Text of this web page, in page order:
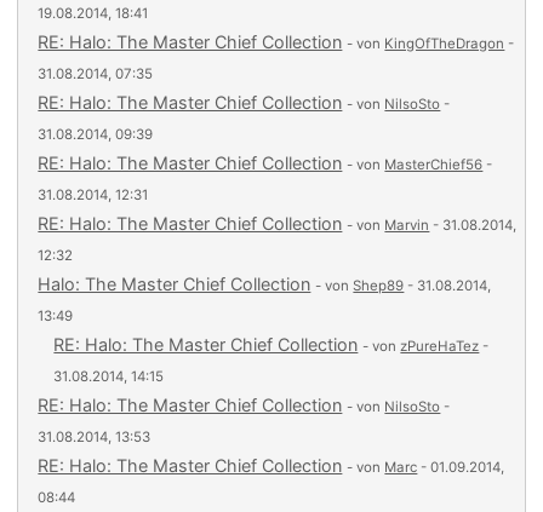
19.08.2014, 18:41
RE: Halo: The Master Chief Collection - von KingOfTheDragon -
31.08.2014, 07:35
RE: Halo: The Master Chief Collection - von NilsoSto -
31.08.2014, 09:39
RE: Halo: The Master Chief Collection - von MasterChief56 -
31.08.2014, 12:31
RE: Halo: The Master Chief Collection - von Marvin - 31.08.2014,
12:32
Halo: The Master Chief Collection - vonShep89 - 31.08.2014,
13:49
RE: Halo: The Master Chief Collection - vonzPureHaTez -
31.08.2014, 14:15
RE: Halo: The Master Chief Collection - von NilsoSto -
31.08.2014, 13:53
RE: Halo: The Master Chief Collection - von Marc - 01.09.2014,
08:44